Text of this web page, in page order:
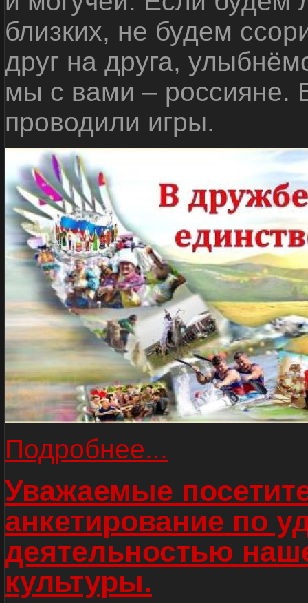
близких, не будем
друг на друга,
мы с вами – россияне.
проводили игры.
Подробнее...
Уважаемые
анкетирование по
деятельностью
культуры.